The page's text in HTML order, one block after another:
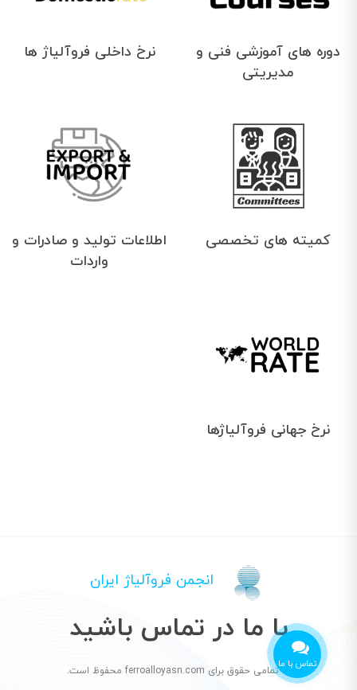
دوره های آموزشی فنی و
مدیریتی
نرخ داخلی فروآلیاژ ها
کمیته های تخصصی
اطلاعات تولید و صادرات و
واردات
نرخ جهانی فروآلیاژها
تماس با ما
انجمن فروآلیاژ ایران
با ما در تماس باشید
© تمامی حقوق برای ferroalloyasn.com محفوظ است.